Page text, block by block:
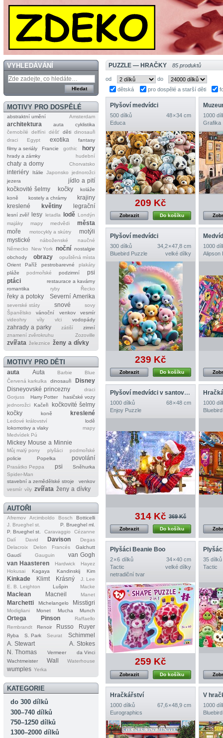
VYHLEDÁVÁNÍ
MOTIVY PRO DOSPĚLÉ
abstraktní umění Amsterdam
architektura auta
cyklistika
černobílé
delfíni déšť děti dinosauři
draci
Egypt exotika
fantasy
filmy a seriály
Francie gothic hory
hrady a zámky hudební
chaty a domy Chorvatsko
interiéry Itálie Japonsko
jednorožci
jezera
jídlo a pití
kočkovité šelmy
kočky
koláže
koně
kostely a chrámy
krajiny
kreslené
květiny legrační
lesní zvěř lesy letadla lodě Londýn
majáky
mapy medvědi
města
moře
motocykly a skútry
motýli
mystické
náboženské
naučné
Německo
New York noční nostalgie
obchody
obrazy
opuštěná místa
Orient
Paříž pestrobarevné
plakáty
pláže
podmořské podzimní
psi
ptáci
restaurace a kavárny
romantika
ryby Řecko
řeky a potoky Severní Amerika
severské státy snové
sovy
Španělsko
vánoční venkov
vesmír
videohry
víly vlci vodopády
zahrady a parky zátiší
zimní
znamení zvěrokruhu
Zozoville
zvířata železnice ženy a dívky
MOTIVY PRO DĚTI
auta Auta Barbie
Blue
Červená karkulka
dinosauři
Disney
Disneyovské princezny
draci
Gorjuss
Harry Potter
hasičské vozy
jednorožci
Kačeři
kočkovité šelmy
kočky
koně kreslené
Ledové království
lodě
lokomotivy a vlaky
mapy
Medvídek Pú
Mickey Mouse a Minnie
Můj malý pony plyšáci
podmořské
policie
Popelka povolání
Prasátko Peppa psi
Sněhurka
Spider‐Man
stavební a zemědělské stroje
venkov
vesmír víly zvířata ženy a dívky
AUTOŘI
Afremov Arcimboldo Bosch
Botticelli
J. Brueghel st.
P. Brueghel ml.
P. Brueghel st.
Caravaggio
Cézanne
Dalí
David Davison
Degas
Delacroix
Delon Francés
Galchutt
Gaudí
Gauguin
van Gogh
van Haasteren
Hardwick
Hayez
Hokusai
Kagaya Kandinskij Kim
Kinkade Klimt Krásný
J. Lee
E. B. Leighton
Lušpin Macke
Maclean Macneil Manet
Marchetti Michelangelo Misstigri
Modigliani Monet Mucha Munch
Ortega Pinson
Raffaello
Rembrandt
Renoir Russo Ruyer
Ryba S. Park Seurat
Schimmel
A. Stewart
A. Stokes
N. Thomas
Vermeer
da Vinci
Wachtmeister
Wall Waterhouse
wumples Yerka
KATEGORIE
do 300 dílků
300–740 dílků
750–1250 dílků
1300–2000 dílků
PUZZLE — HRAČKY 85 produktů
od
do
dětská
pro dospělé a starší děti
Plyšoví medvídci
500 dílků
48 × 34 cm
Educa
209 Kč
Do košíku
Zobrazit
1000
Grafika
Plyšoví medvídci
300 dílků
34,2 × 47,8 cm
Bluebird Puzzle
velké dílky
239 Kč
Do košíku
Zobrazit
1000
Alipson
Plyšoví medvídci v santovských čepicích
1000 dílků
68 × 48 cm
Enjoy Puzzle
314 Kč 369 Kč
Do košíku
Zobrazit
1000
Plyšáci Beanie Boo
2 × 6 dílků
34 × 40 cm
Tactic
velké dílky
netradiční tvar
259 Kč
Do košíku
Zobrazit
35 dílků
Tactic
Hračkářství
1000 dílků
67,6 × 48,9 cm
Eurographics
V
1000